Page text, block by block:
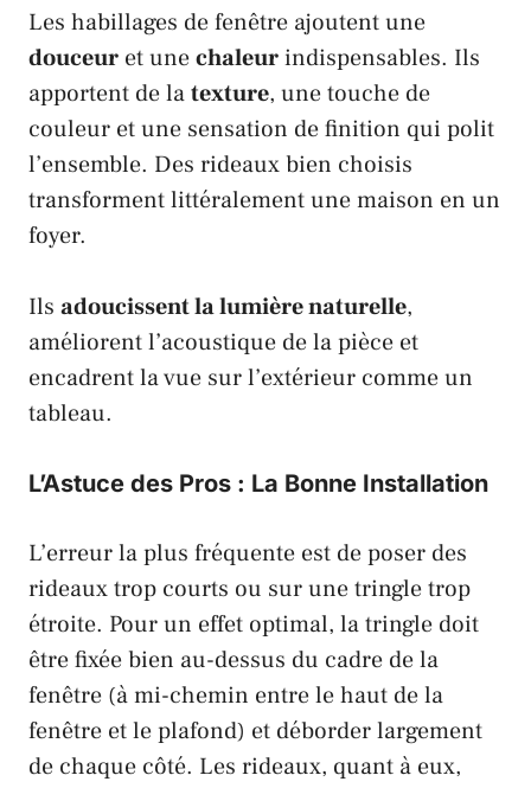
Les habillages de fenêtre ajoutent une
douceur et unechaleurindispensables. Ils
apportent de latexture, une touche de
couleur et une sensation de finition qui polit
l’ensemble. Des rideaux bien choisis
transforment littéralement une maison en un
foyer.
Ils adoucissent la lumière naturelle,
améliorent l’acoustique de la pièce et
encadrent la vue sur l’extérieur comme un
tableau.
L’Astuce des Pros : La Bonne Installation
L’erreur la plus fréquente est de poser des
rideaux trop courts ou sur une tringle trop
étroite. Pour un effet optimal, la tringle doit
être fixée bien au-dessus du cadre de la
fenêtre (à mi-chemin entre le haut de la
fenêtre et le plafond) et déborder largement
de chaque côté. Les rideaux, quant à eux,